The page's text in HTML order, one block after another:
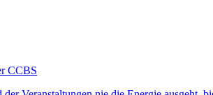
CCBS